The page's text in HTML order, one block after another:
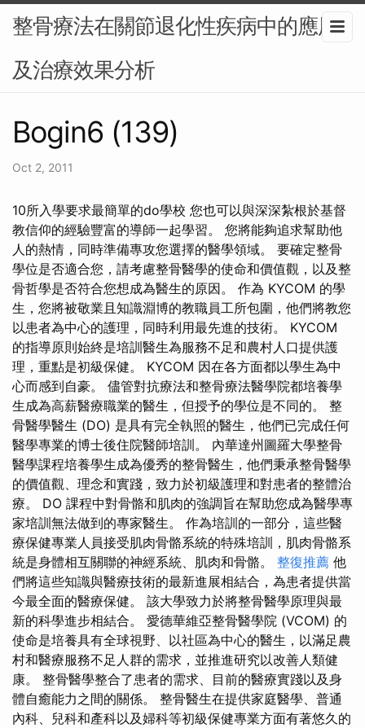
整骨療法在關節退化性疾病中的應用
及治療效果分析
Bogin6 (139)
Oct 2, 2011
10所入學要求最簡單的do學校 您也可以與深深紮根於基督
教信仰的經驗豐富的導師一起學習。 您將能夠追求幫助他
人的熱情，同時準備專攻您選擇的醫學領域。 要確定整骨
學位是否適合您，請考慮整骨醫學的使命和價值觀，以及整
骨哲學是否符合您想成為醫生的原因。 作為 KYCOM 的學
生，您將被敬業且知識淵博的教職員工所包圍，他們將教您
以患者為中心的護理，同時利用最先進的技術。 KYCOM
的指導原則始終是培訓醫生為服務不足和農村人口提供護
理，重點是初級保健。 KYCOM 因在各方面都以學生為中
心而感到自豪。 儘管對抗療法和整骨療法醫學院都培養學
生成為高薪醫療職業的醫生，但授予的學位是不同的。 整
骨醫學醫生 (DO) 是具有完全執照的醫生，他們已完成任何
醫學專業的博士後住院醫師培訓。 內華達州圖羅大學整骨
醫學課程培養學生成為優秀的整骨醫生，他們秉承整骨醫學
的價值觀、理念和實踐，致力於初級護理和對患者的整體治
療。 DO 課程中對骨骼和肌肉的強調旨在幫助您成為醫學專
家培訓無法做到的專家醫生。 作為培訓的一部分，這些醫
療保健專業人員接受肌肉骨骼系統的特殊培訓，肌肉骨骼系
統是身體相互關聯的神經系統、肌肉和骨骼。 整復推薦 他
們將這些知識與醫療技術的最新進展相結合，為患者提供當
今最全面的醫療保健。 該大學致力於將整骨醫學原理與最
新的科學進步相結合。 愛德華維亞整骨醫學院 (VCOM) 的
使命是培養具有全球視野、以社區為中心的醫生，以滿足農
村和醫療服務不足人群的需求，並推進研究以改善人類健
康。 整骨醫學整合了患者的需求、目前的醫療實踐以及身
體自癒能力之間的關係。 整骨醫生在提供家庭醫學、普通
內科、兒科和產科以及婦科等初級保健專業方面有著悠久的